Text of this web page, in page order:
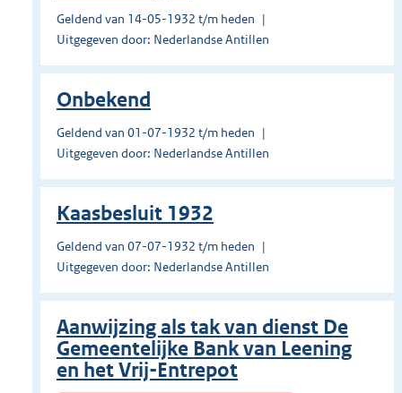
Geldend van 14-05-1932 t/m heden
Uitgegeven door: Nederlandse Antillen
Onbekend
Geldend van 01-07-1932 t/m heden
Uitgegeven door: Nederlandse Antillen
Kaasbesluit 1932
Geldend van 07-07-1932 t/m heden
Uitgegeven door: Nederlandse Antillen
Aanwijzing als tak van dienst De
Gemeentelijke Bank van Leening
en het Vrij-Entrepot